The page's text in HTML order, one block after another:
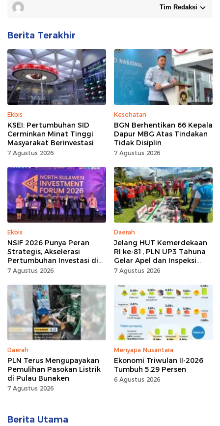
Tim Redaksi
Berita Terakhir
Ekbis
KSEI: Pertumbuhan SID
Cerminkan Minat Tinggi
Masyarakat Berinvestasi
7 Agustus 2026
Kesehatan
BGN Berhentikan 66 Kepala
Dapur MBG Atas Tindakan
Tidak Disiplin
7 Agustus 2026
Ekbis
NSIF 2026 Punya Peran
Strategis, Akselerasi
Pertumbuhan Investasi di
Sulut
7 Agustus 2026
Daerah
Jelang HUT Kemerdekaan
RI ke-81, PLN UP3 Tahuna
Gelar Apel dan Inspeksi
Peralatan, Pastikan
7 Agustus 2026
Daerah
PLN Terus Mengupayakan
Pemulihan Pasokan Listrik
di Pulau Bunaken
7 Agustus 2026
Menyapa Nusantara
Ekonomi Triwulan II-2026
Tumbuh 5,29 Persen
6 Agustus 2026
Berita Utama